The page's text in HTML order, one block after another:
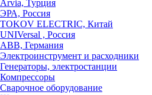
Arvia, Турция
ЭРА, Россия
TOKOV ELECTRIC, Китай
UNIVersal , Россия
ABB, Германия
Электроинструмент и расходники
Генераторы, электростанции
Компрессоры
Сварочное оборудование